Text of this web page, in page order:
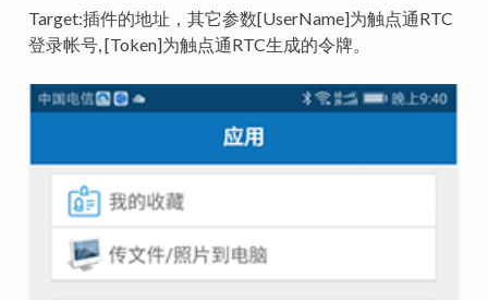
Target:插件的地址，其它参数[UserName]为触点通RTC
登录帐号, [Token]为触点通RTC生成的令牌。